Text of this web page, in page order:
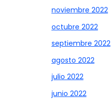
noviembre 2022
octubre 2022
septiembre 2022
agosto 2022
julio 2022
junio 2022